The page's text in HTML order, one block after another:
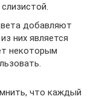
добавляют
них является
некоторым
что каждый